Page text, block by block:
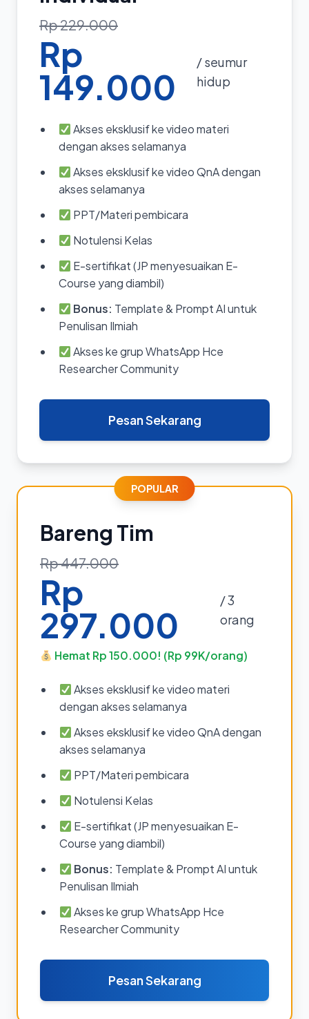
Rp 229.000
Rp
149.000
/ seumur
hidup
Akses eksklusif ke video materi
dengan akses selamanya
Akses eksklusif ke video QnA dengan
akses selamanya
PPT/Materi pembicara
Notulensi Kelas
E-sertifikat (JP menyesuaikan E-
Course yang diambil)
Bonus: Template & Prompt AI untuk
Penulisan Ilmiah
Akses ke grup WhatsApp Hce
Researcher Community
Pesan Sekarang
POPULAR
Bareng Tim
Rp 447.000
Rp
297.000
/ 3
orang
Hemat Rp 150.000! (Rp 99K/orang)
Akses eksklusif ke video materi
dengan akses selamanya
Akses eksklusif ke video QnA dengan
akses selamanya
PPT/Materi pembicara
Notulensi Kelas
E-sertifikat (JP menyesuaikan E-
Course yang diambil)
Bonus: Template & Prompt AI untuk
Penulisan Ilmiah
Akses ke grup WhatsApp Hce
Researcher Community
Pesan Sekarang